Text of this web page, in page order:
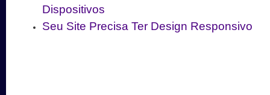
Dispositivos
Seu Site Precisa Ter Design Responsivo